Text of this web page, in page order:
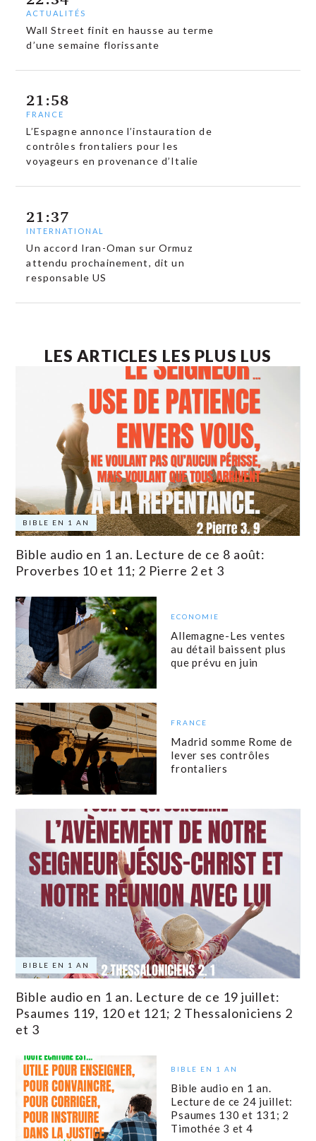
ACTUALITÉS
Wall Street finit en hausse au terme
d’une semaine florissante
21:58
FRANCE
L’Espagne annonce l’instauration de
contrôles frontaliers pour les
voyageurs en provenance d’Italie
21:37
INTERNATIONAL
Un accord Iran-Oman sur Ormuz
attendu prochainement, dit un
responsable US
LES ARTICLES LES PLUS LUS
BIBLE EN 1 AN
Bible audio en 1 an. Lecture de ce 8 août:
Proverbes 10 et 11; 2 Pierre 2 et 3
ECONOMIE
Allemagne-Les ventes
au détail baissent plus
que prévu en juin
FRANCE
Madrid somme Rome de
lever ses contrôles
frontaliers
BIBLE EN 1 AN
Bible audio en 1 an. Lecture de ce 19 juillet:
Psaumes 119, 120 et 121; 2 Thessaloniciens 2
et 3
BIBLE EN 1 AN
Bible audio en 1 an.
Lecture de ce 24 juillet:
Psaumes 130 et 131; 2
Timothée 3 et 4